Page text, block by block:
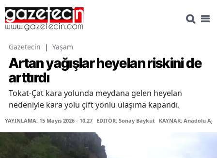
Gazetecin | Yaşam
Artan yağışlar heyelan riskini de
arttırdı
Tokat-Çat kara yolunda meydana gelen heyelan
nedeniyle kara yolu çift yönlü ulaşıma kapandı.
YAYINLAMA: 15 Mayıs 2026 - 10:27 EDİTÖR: Sonay Baykut KAYNAK: Anadolu